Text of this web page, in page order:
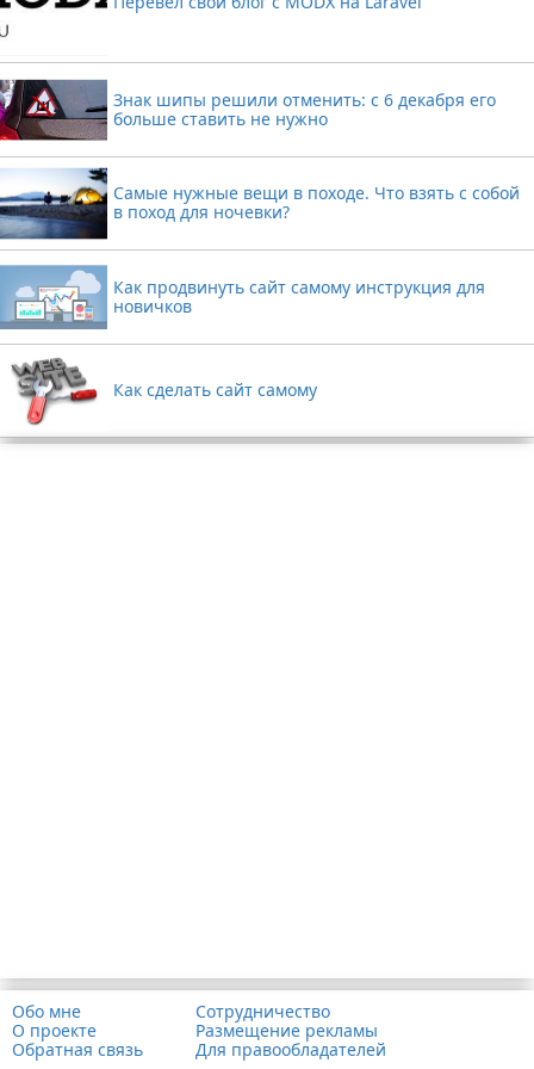
Знак шипы решили отменить: с 6 декабря его
больше ставить не нужно
Самые нужные вещи в походе. Что взять с собой
в поход для ночевки?
Как продвинуть сайт самому инструкция для
новичков
Как сделать сайт самому
Обо мне
О проекте
Обратная связь
Сотрудничество
Размещение рекламы
Для правообладателей